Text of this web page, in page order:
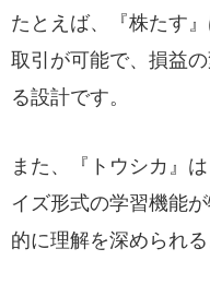
たとえば、『株たす
取引が可能で、損益
る設計です。
また、『トウシカ』
イズ形式の学習機能
的に理解を深められ